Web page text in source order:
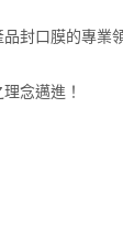
封口膜的專
念邁進！